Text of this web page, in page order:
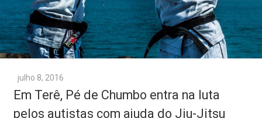
julho 8, 2016
Em Terê, Pé de Chumbo entra na luta
pelos autistas com ajuda do Jiu-Jitsu